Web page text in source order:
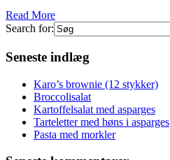
Read More
Search for:
Seneste indlæg
Karo’s brownie (12 stykker)
Broccolisalat
Kartoffelsalat med asparges
Tarteletter med høns i asparges
Pasta med morkler